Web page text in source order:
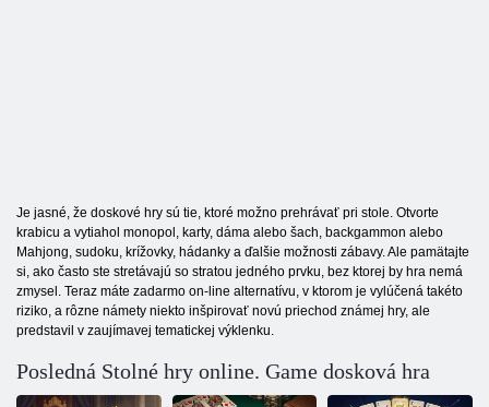
Je jasné, že doskové hry sú tie, ktoré možno prehrávať pri stole. Otvorte
krabicu a vytiahol monopol, karty, dáma alebo šach, backgammon alebo
Mahjong, sudoku, krížovky, hádanky a ďalšie možnosti zábavy. Ale pamätajte
si, ako často ste stretávajú so stratou jedného prvku, bez ktorej by hra nemá
zmysel. Teraz máte zadarmo on-line alternatívu, v ktorom je vylúčená takéto
riziko, a rôzne námety niekto inšpirovať novú priechod známej hry, ale
predstavil v zaujímavej tematickej výklenku.
Posledná Stolné hry online. Game dosková hra